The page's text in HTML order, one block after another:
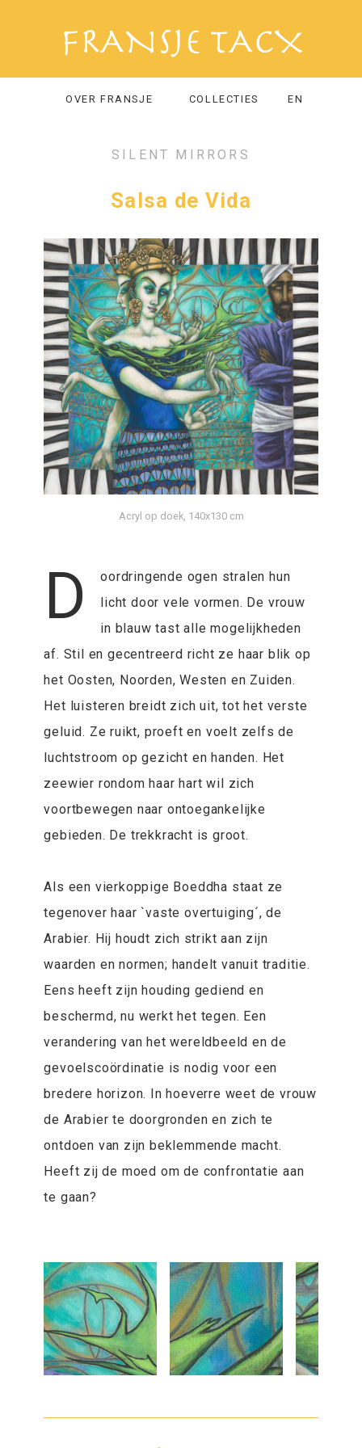
OVER FRANSJE COLLECTIES EN
SILENT MIRRORS
Salsa de Vida
Acryl op doek, 140x130 cm
D
oordringende ogen stralen hun
licht door vele vormen. De vrouw
in blauw tast alle mogelijkheden
af. Stil en gecentreerd richt ze haar blik op
het Oosten, Noorden, Westen en Zuiden.
Het luisteren breidt zich uit, tot het verste
geluid. Ze ruikt, proeft en voelt zelfs de
luchtstroom op gezicht en handen. Het
zeewier rondom haar hart wil zich
voortbewegen naar ontoegankelijke
gebieden. De trekkracht is groot.
Als een vierkoppige Boeddha staat ze
tegenover haar `vaste overtuiging´, de
Arabier. Hij houdt zich strikt aan zijn
waarden en normen; handelt vanuit traditie.
Eens heeft zijn houding gediend en
beschermd, nu werkt het tegen. Een
verandering van het wereldbeeld en de
gevoelscoördinatie is nodig voor een
bredere horizon. In hoeverre weet de vrouw
de Arabier te doorgronden en zich te
ontdoen van zijn beklemmende macht.
Heeft zij de moed om de confrontatie aan
te gaan?